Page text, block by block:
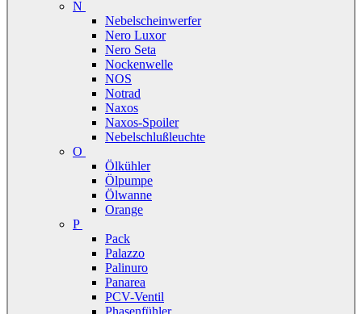
N
Nebelscheinwerfer
Nero Luxor
Nero Seta
Nockenwelle
NOS
Notrad
Naxos
Naxos-Spoiler
Nebelschlußleuchte
O
Ölkühler
Ölpumpe
Ölwanne
Orange
P
Pack
Palazzo
Palinuro
Panarea
PCV-Ventil
Phasenfühler